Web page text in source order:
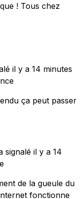
! Tous chez
il y a 14 minutes
ça peut passer
signalé il y a 14
de la gueule du
fonctionne